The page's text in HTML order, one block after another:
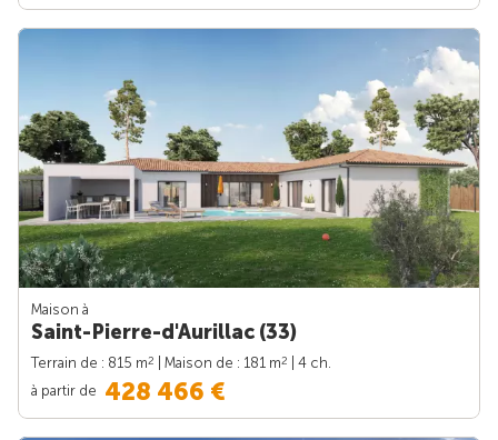
Maison à
Saint-Pierre-d'Aurillac (33)
Terrain de : 815 m2 | Maison de : 181 m2
| 4 ch.
à partir de 428 466 €